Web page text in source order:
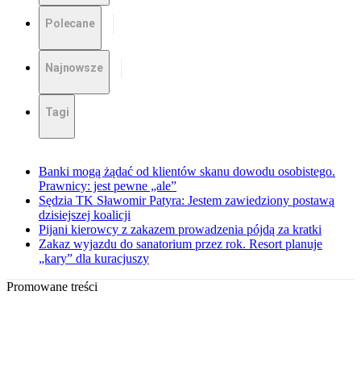
Polecane
Najnowsze
Tagi
Banki mogą żądać od klientów skanu dowodu osobistego.
Prawnicy: jest pewne „ale”
Sędzia TK Sławomir Patyra: Jestem zawiedziony postawą
dzisiejszej koalicji
Pijani kierowcy z zakazem prowadzenia pójdą za kratki
Zakaz wyjazdu do sanatorium przez rok. Resort planuje
„kary” dla kuracjuszy
Promowane treści